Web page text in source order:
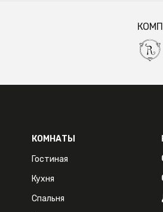
КОМНАТЫ
Гостиная
Кухня
Спальня